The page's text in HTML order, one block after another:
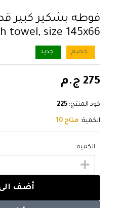
towel, size 145x66
خصم جديد
275 ج.م
كود المنتج: 225
الكمية: متاح 10
الكمية
أضف